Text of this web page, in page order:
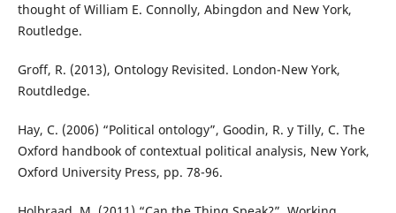
thought of William E. Connolly, Abingdon and New York,
Routledge.
Groff, R. (2013), Ontology Revisited. London-New York,
Routdledge.
Hay, C. (2006) “Political ontology”, Goodin, R. y Tilly, C. The
Oxford handbook of contextual political analysis, New York,
Oxford University Press, pp. 78-96.